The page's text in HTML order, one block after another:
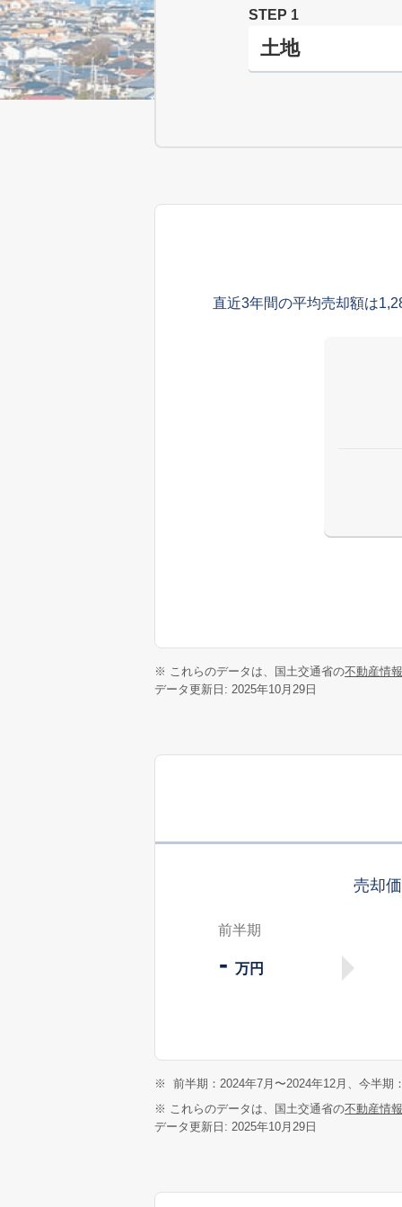
STEP 1
直近3年間の平均売却額は
※ これらのデータは、国土交通省の不動産情
データ更新日: 2025年10月29日
売却
前半期
-万円
※
前半期：2024年7月〜2024年12月、今半期
※ これらのデータは、国土交通省の不動産情
データ更新日: 2025年10月29日